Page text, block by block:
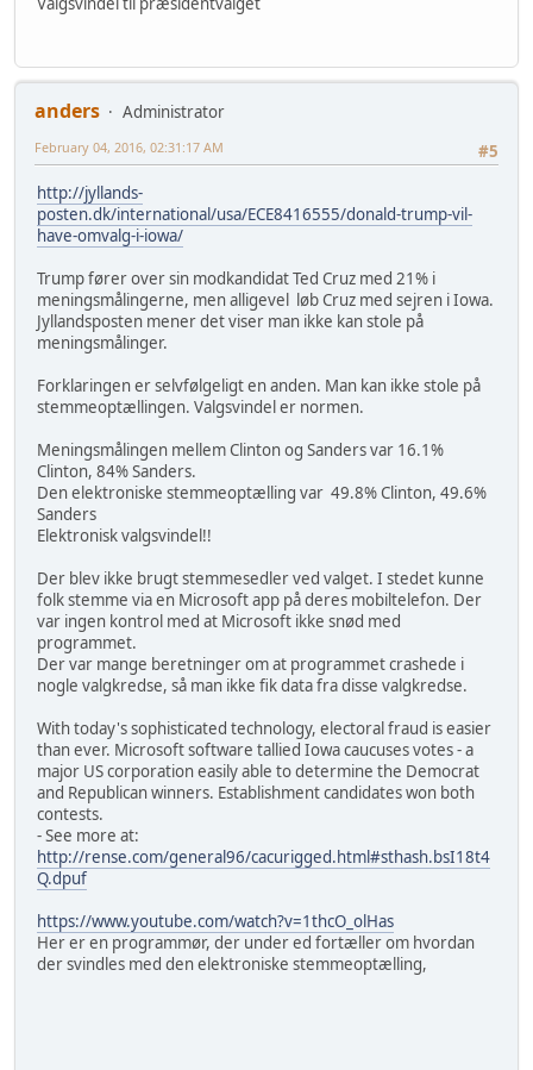
anders
Administrator
#5
February 04, 2016, 02:31:17 AM
http://jyllands-
posten.dk/international/usa/ECE8416555/donald-trump-vil-
have-omvalg-i-iowa/
Trump fører over sin modkandidat Ted Cruz med 21% i
meningsmålingerne, men alligevel løb Cruz med sejren i Iowa.
Jyllandsposten mener det viser man ikke kan stole på
meningsmålinger.
Forklaringen er selvfølgeligt en anden. Man kan ikke stole på
stemmeoptællingen. Valgsvindel er normen.
Meningsmålingen mellem Clinton og Sanders var 16.1%
Clinton, 84% Sanders.
Den elektroniske stemmeoptælling var 49.8% Clinton, 49.6%
Sanders
Elektronisk valgsvindel!!
Der blev ikke brugt stemmesedler ved valget. I stedet kunne
folk stemme via en Microsoft app på deres mobiltelefon. Der
var ingen kontrol med at Microsoft ikke snød med
programmet.
Der var mange beretninger om at programmet crashede i
nogle valgkredse, så man ikke fik data fra disse valgkredse.
With today's sophisticated technology, electoral fraud is easier
than ever. Microsoft software tallied Iowa caucuses votes - a
major US corporation easily able to determine the Democrat
and Republican winners. Establishment candidates won both
contests.
- See more at:
http://rense.com/general96/cacurigged.html#sthash.bsI18t4
Q.dpuf
https://www.youtube.com/watch?v=1thcO_olHas
Her er en programmør, der under ed fortæller om hvordan
der svindles med den elektroniske stemmeoptælling,